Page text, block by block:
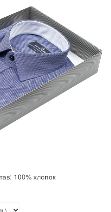
100% хлопок